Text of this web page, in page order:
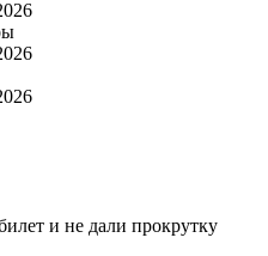
и не дали прокрутку